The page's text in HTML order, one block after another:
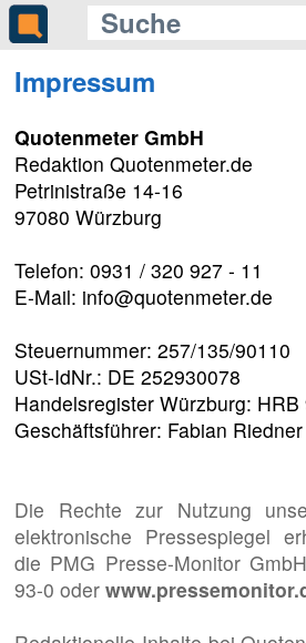
Impressum
Quotenmeter GmbH
Redaktion Quotenmeter.de
Petrinistraße 14-16
97080 Würzburg
Telefon: 0931 / 320 927 - 11
E-Mail: info@quotenmeter.de
Steuernummer: 257/135/90110
USt-IdNr.: DE 252930078
Handelsregister Würzburg: HRB
Geschäftsführer: Fabian Riedner
Die Rechte zur Nutzung
elektronische Pressespiegel
die PMG Presse-Monitor
93-0 oder